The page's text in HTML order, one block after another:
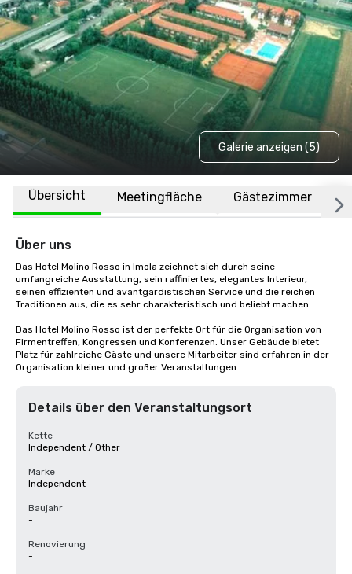
Galerie anzeigen (5)
Übersicht Meetingfläche Gästezimmer
Über uns
Das Hotel Molino Rosso in Imola zeichnet sich durch seine
umfangreiche Ausstattung, sein raffiniertes, elegantes Interieur,
seinen effizienten und avantgardistischen Service und die reichen
Traditionen aus, die es sehr charakteristisch und beliebt machen.
Das Hotel Molino Rosso ist der perfekte Ort für die Organisation von
Firmentreffen, Kongressen und Konferenzen. Unser Gebäude bietet
Platz für zahlreiche Gäste und unsere Mitarbeiter sind erfahren in der
Organisation kleiner und großer Veranstaltungen.
Details über den Veranstaltungsort
Kette
Independent / Other
Marke
Independent
Baujahr
-
Renovierung
-